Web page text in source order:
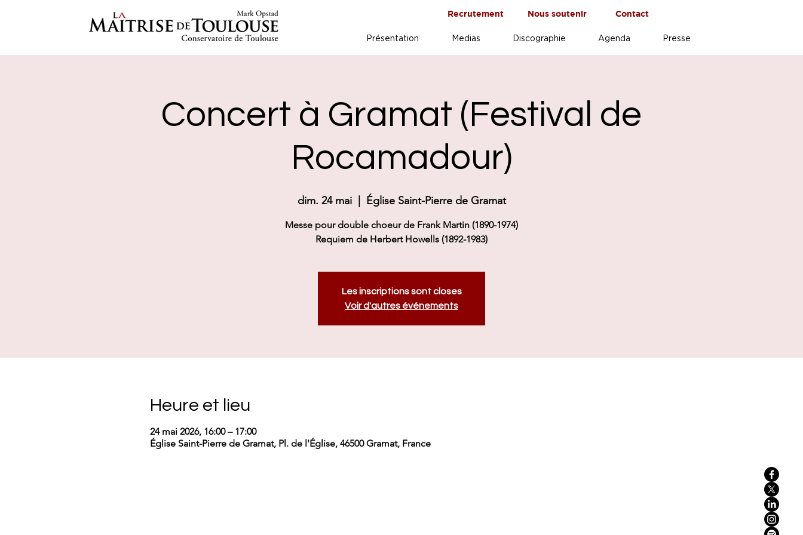
Recrutement Nous soutenir Contact
Présentation Medias Discographie Agenda Presse
Concert à Gramat (Festival de
Rocamadour)
dim. 24 mai
  |
Église Saint-Pierre de Gramat
Messe pour double choeur de Frank Martin (1890-1974)
Requiem de Herbert Howells (1892-1983)
Les inscriptions sont closes
Voir d'autres événements
Heure et lieu
24 mai 2026, 16:00 – 17:00
Église Saint-Pierre de Gramat, Pl. de l'Église, 46500 Gramat, France